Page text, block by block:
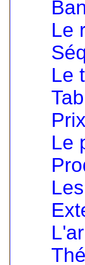
Le
Le
Le